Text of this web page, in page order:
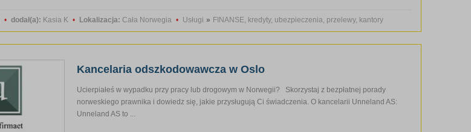
• dodał(a): Kasia K • Lokalizacja: Cała Norwegia • Usługi » FINANSE, kredyty, ubezpieczenia, przelewy, kantory
Kancelaria odszkodowawcza w Oslo
Ucierpiałeś w wypadku przy pracy lub drogowym w Norwegii? Skorzystaj z bezpłatnej porady
norweskiego prawnika i dowiedz się, jakie przysługują Ci świadczenia. O kancelarii Unneland AS:
Unneland AS to ...